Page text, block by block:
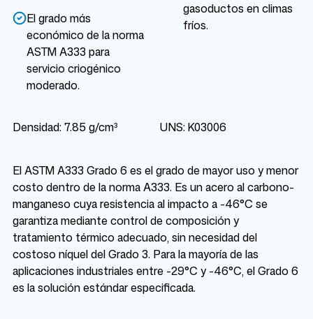
El grado más
económico de la norma
ASTM A333 para
servicio criogénico
moderado.
gasoductos en climas
fríos.
Densidad: 7.85 g/cm³ UNS: K03006
El ASTM A333 Grado 6 es el grado de mayor uso y menor
costo dentro de la norma A333. Es un acero al carbono-
manganeso cuya resistencia al impacto a -46°C se
garantiza mediante control de composición y
tratamiento térmico adecuado, sin necesidad del
costoso níquel del Grado 3. Para la mayoría de las
aplicaciones industriales entre -29°C y -46°C, el Grado 6
es la solución estándar especificada.